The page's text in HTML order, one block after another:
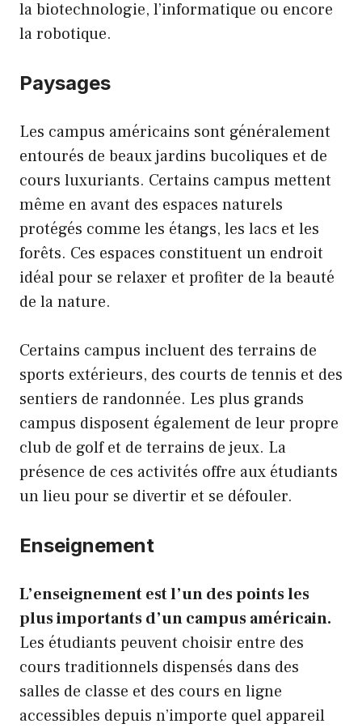
la biotechnologie, l’informatique ou encore
la robotique.
Paysages
Les campus américains sont généralement
entourés de beaux jardins bucoliques et de
cours luxuriants. Certains campus mettent
même en avant des espaces naturels
protégés comme les étangs, les lacs et les
forêts. Ces espaces constituent un endroit
idéal pour se relaxer et profiter de la beauté
de la nature.
Certains campus incluent des terrains de
sports extérieurs, des courts de tennis et des
sentiers de randonnée. Les plus grands
campus disposent également de leur propre
club de golf et de terrains de jeux. La
présence de ces activités offre aux étudiants
un lieu pour se divertir et se défouler.
Enseignement
L’enseignement est l’un des points les
plus importants d’un campus américain.
Les étudiants peuvent choisir entre des
cours traditionnels dispensés dans des
salles de classe et des cours en ligne
accessibles depuis n’importe quel appareil